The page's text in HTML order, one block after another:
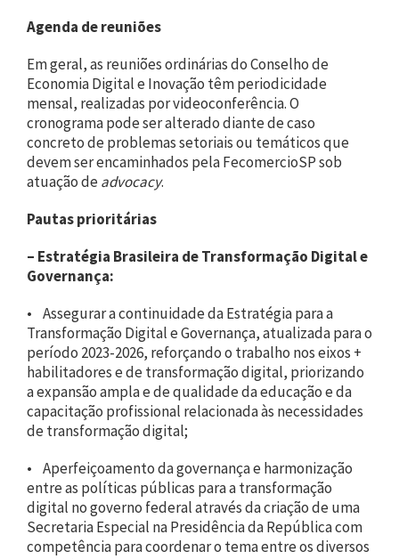
Agenda de reuniões
Em geral, as reuniões ordinárias do Conselho de
Economia Digital e Inovação têm periodicidade
mensal, realizadas por videoconferência. O
cronograma pode ser alterado diante de caso
concreto de problemas setoriais ou temáticos que
devem ser encaminhados pela FecomercioSP sob
atuação deadvocacy.
Pautas prioritárias
– Estratégia Brasileira de Transformação Digital e
Governança:
• Assegurar a continuidade da Estratégia para a
Transformação Digital e Governança, atualizada para o
período 2023-2026, reforçando o trabalho nos eixos +
habilitadores e de transformação digital, priorizando
a expansão ampla e de qualidade da educação e da
capacitação profissional relacionada às necessidades
de transformação digital;
• Aperfeiçoamento da governança e harmonização
entre as políticas públicas para a transformação
digital no governo federal através da criação de uma
Secretaria Especial na Presidência da República com
competência para coordenar o tema entre os diversos